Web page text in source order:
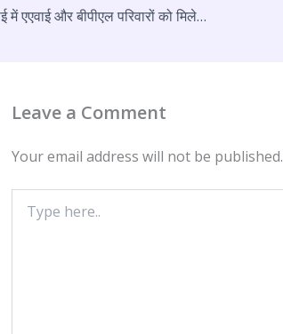
जुलाई में एएवाई और बीपीएल परिवारों को मिलेगा 1 किलो चीनी का लाभ, 30 जून तक होगा उठान
Leave a Comment
Your email address will not be published.
here..